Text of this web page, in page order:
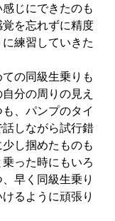
じにできたのも
を忘れずに精度
練習していきた
の同級生乗りも
分の周りの見え
、パンプのタイ
話しながら試行錯
し掴めたものも
った時にもいろ
早く同級生乗り
るように頑張り